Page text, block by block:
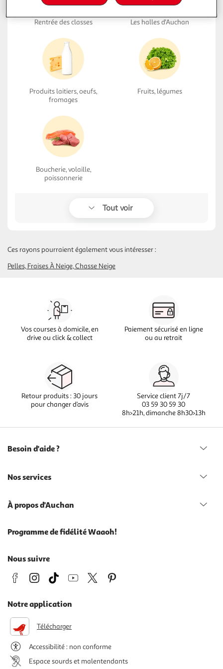
Rentrée des classes Les halles d'Auchan
Produits laitiers, oeufs,
fromages
Fruits, légumes
Boucherie, volaille,
poissonnerie
Tout voir
Ces rayons pourraient également vous intéresser :
Pelles, Fraises À Neige, Chasse Neige
Vos courses à domicile, en
drive ou click & collect
Paiement sécurisé en ligne
ou au retrait
Retour produits : 30 jours
pour changer d’avis
Service client 7j/7
03 59 30 59 30
8h>21h, dimanche 8h30>13h
Besoin d'aide ?
Nos services
À propos d'Auchan
Programme de fidélité Waaoh!
Nous suivre
Notre application
Télécharger
Accessibilité : non conforme
Espace sourds et malentendants